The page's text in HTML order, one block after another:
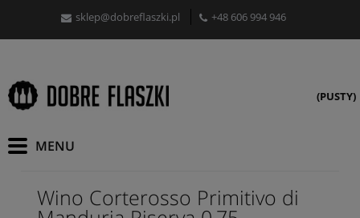
sklep@dobreflaszki.pl +48 606 994 946
(PUSTY)
Wino Corterosso Primitivo di